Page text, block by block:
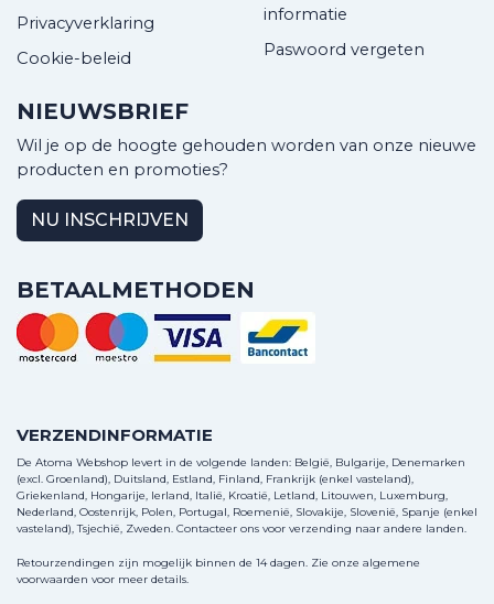
Privacyverklaring
Cookie-beleid
informatie
Paswoord vergeten
NIEUWSBRIEF
Wil je op de hoogte gehouden worden van onze nieuwe
producten en promoties?
NU INSCHRIJVEN
BETAALMETHODEN
VERZENDINFORMATIE
De Atoma Webshop levert in de volgende landen: België, Bulgarije, Denemarken
(excl. Groenland), Duitsland, Estland, Finland, Frankrijk (enkel vasteland),
Griekenland, Hongarije, Ierland, Italië, Kroatië, Letland, Litouwen, Luxemburg,
Nederland, Oostenrijk, Polen, Portugal, Roemenië, Slovakije, Slovenië, Spanje (enkel
vasteland), Tsjechië, Zweden. Contacteer ons voor verzending naar andere landen.
Retourzendingen zijn mogelijk binnen de 14 dagen. Zie onze algemene
voorwaarden voor meer details.